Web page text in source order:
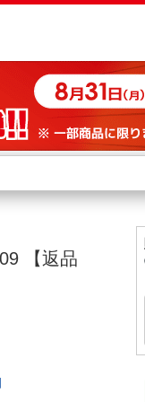
舗サービス
ト取り置き
情報・店舗一覧
【返品